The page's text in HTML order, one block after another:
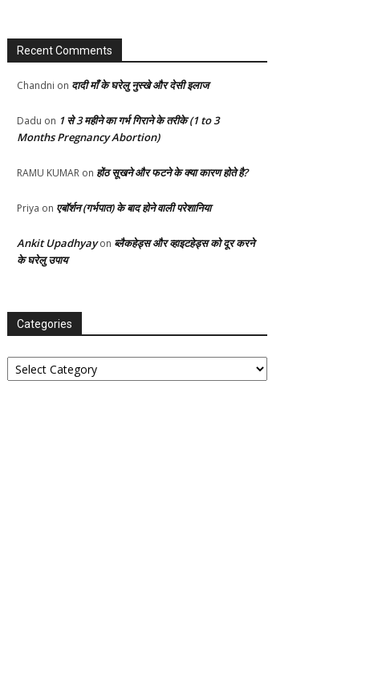
Recent Comments
Chandni on दादी माँ के घरेलु नुस्खे और देसी इलाज
Dadu on 1 से 3 महीने का गर्भ गिराने के तरीके (1 to 3
Months Pregnancy Abortion)
RAMU KUMAR on होंठ सूखने और फटने के क्या कारण होते है?
Priya on एबॉर्शन (गर्भपात) के बाद होने वाली परेशानिया
Ankit Upadhyayon ब्लैकहेड्स और व्हाइटहेड्स को दूर करने
के घरेलु उपाय
Categories
Categories